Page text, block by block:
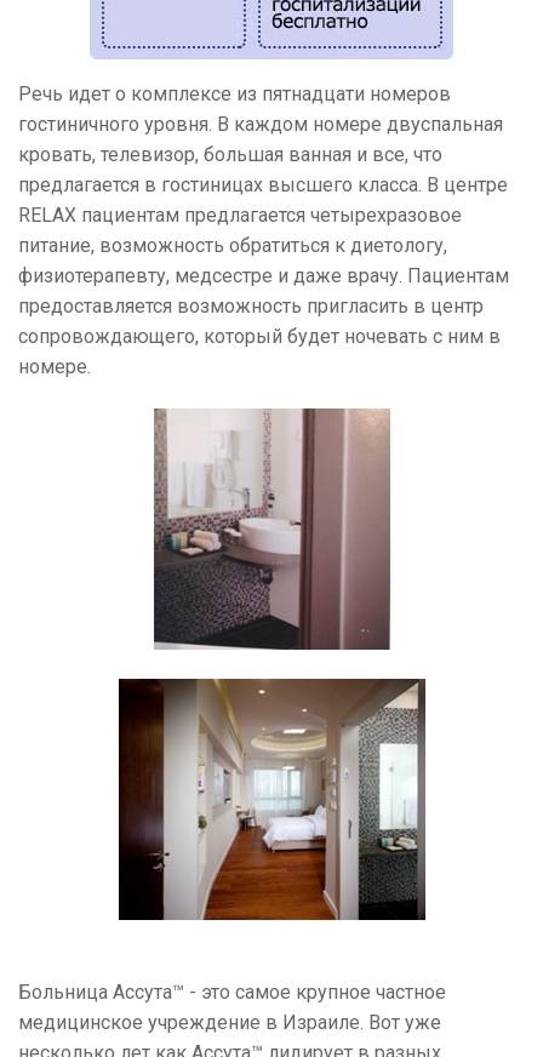
Речь идет о комплексе из пятнадцати номеров
гостиничного уровня. В каждом номере двуспальная
кровать, телевизор, большая ванная и все, что
предлагается в гостиницах высшего класса. В центре
RELAX пациентам предлагается четырехразовое
питание, возможность обратиться к диетологу,
физиотерапевту, медсестре и даже врачу. Пациентам
предоставляется возможность пригласить в центр
сопровождающего, который будет ночевать с ним в
номере.
Больница Ассута™ - это самое крупное частное
медицинское учреждение в Израиле. Вот уже